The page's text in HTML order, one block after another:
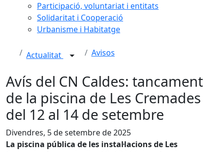
Participació, voluntariat i entitats
Solidaritat i Cooperació
Urbanisme i Habitatge
Actualitat Avisos
Avís del CN Caldes: tancament
de la piscina de Les Cremades
del 12 al 14 de setembre
Divendres, 5 de setembre de 2025
La piscina pública de les instal·lacions de Les